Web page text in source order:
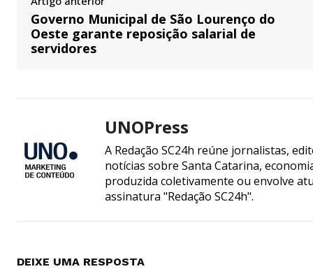
Governo Municipal de São Lourenço do
Oeste garante reposição salarial de
servidores
UNOPress
A Redação SC24h reúne jornalistas,
notícias sobre Santa Catarina,
produzida coletivamente ou envolve
assinatura "Redação SC24h".
DEIXE UMA RESPOSTA